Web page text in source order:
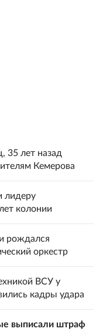
35 лет назад
Кемерова
лидеру
колонии
рождался
оркестр
ВСУ у
кадры удара
выписали штраф